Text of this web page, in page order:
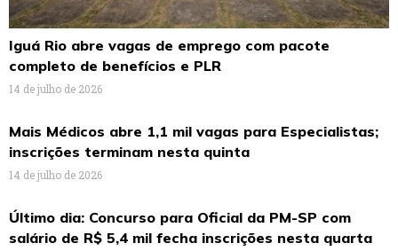
Iguá Rio abre vagas de emprego com pacote
completo de benefícios e PLR
14 de julho de 2026
Mais Médicos abre 1,1 mil vagas para Especialistas;
inscrições terminam nesta quinta
14 de julho de 2026
Último dia: Concurso para Oficial da PM-SP com
salário de R$ 5,4 mil fecha inscrições nesta quarta